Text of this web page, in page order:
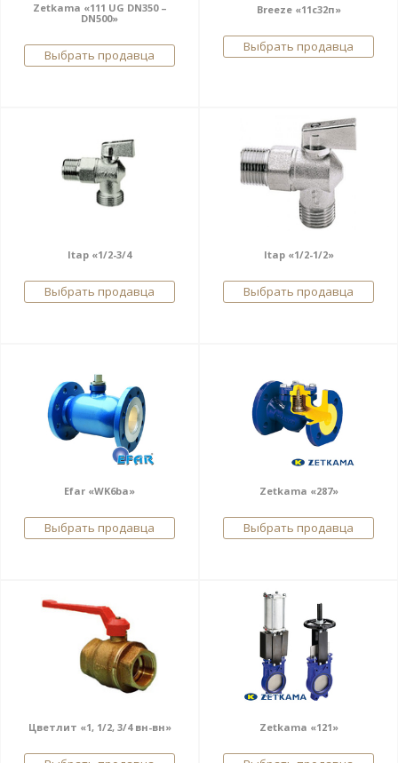
Zetkama «111 UG DN350 –
DN500»
Выбрать продавца
Breeze «11c32п»
Выбрать продавца
Itap «1/2-3/4
Выбрать продавца
Itap «1/2-1/2»
Выбрать продавца
Efar «WK6ba»
Выбрать продавца
Zetkama «287»
Выбрать продавца
Цветлит «1, 1/2, 3/4 вн-вн» Zetkama «121»